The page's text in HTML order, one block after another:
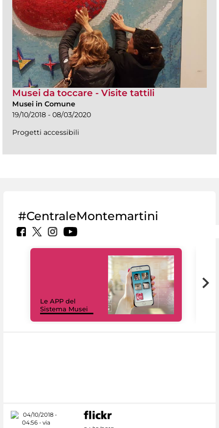
Musei da toccare - Visite tattili
Musei in Comune
19/10/2018 - 08/03/2020
Progetti accessibili
#CentraleMontemartini
Le APP del
Sistema Musei